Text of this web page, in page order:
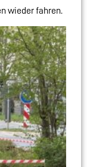
wieder fahren.